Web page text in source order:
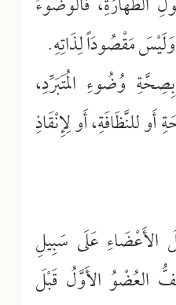
مَقْصُودَاً لِذَاتِهِ.
وُضُوءِ المُتَبَرِّدِ،
أَو للنَّظَافَةِ، أَو لِإِنْقَاذِ
الأَعْضَاءِ عَلَى سَبِيلِ
العُضْوُ الأَوَّلُ قَبْلَ